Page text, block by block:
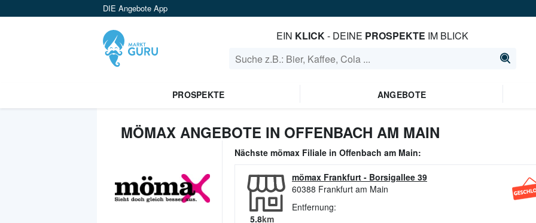
DIE Angebote App
EIN KLICK- DEINE PROSPEKTE IM BLICK
PROSPEKTE ANGEBOTE
MÖMAX ANGEBOTE IN OFFENBACH AM MAIN
Nächste mömax Filiale in Offenbach am Main:
mömax Frankfurt - Borsigallee 39
60388 Frankfurt am Main
Entfernung:
5.8km